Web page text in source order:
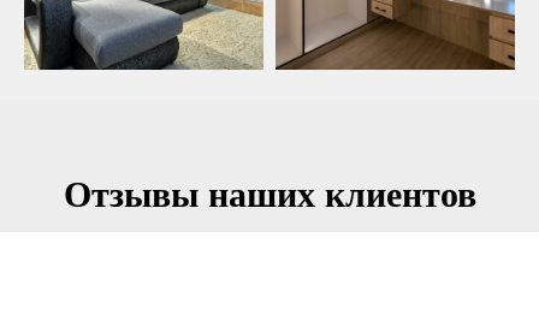
Отзывы наших клиентов